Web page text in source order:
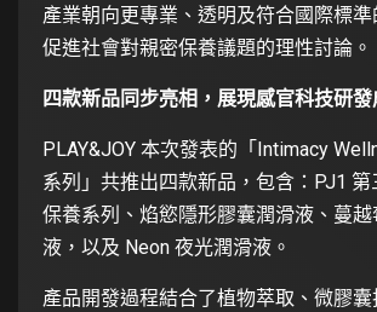
產業朝向更專業、透明及符合國際標準
促進社會對親密保養議題的理性討論。
四款新品同步亮相，展現感官科技研發
PLAY&JOY 本次發表的「Intimacy
系列」共推出四款新品，包含：PJ1 第
保養系列、焰慾隱形膠囊潤滑液、蔓
液，以及 Neon 夜光潤滑液。
產品開發過程結合了植物萃取、微膠